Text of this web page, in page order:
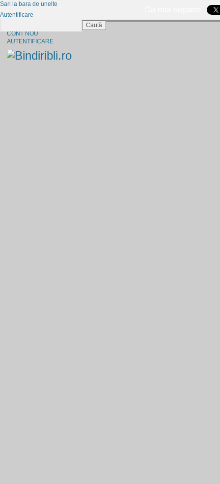
CONT NOU
AUTENTIFICARE
Sari la bara de unelte
Autentificare
Caută